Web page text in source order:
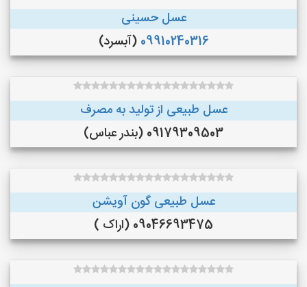
عسل حسینی
09910240316 (آبسرد)
عسل طبیعی از تولید به مصرف
09179309503 (بندر عباس)
عسل طبیعی گون آویشن
09046693475 (اراک )